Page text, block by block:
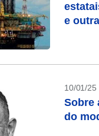
e
10/01/25
Sobre
do